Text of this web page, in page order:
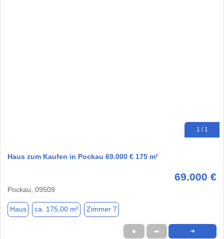
1 / 1
Haus zum Kaufen in Pockau 69.000 € 175 m²
69.000 €
Pockau, 09509
Haus ca. 175,00 m² Zimmer 7
★ ➦ ➜